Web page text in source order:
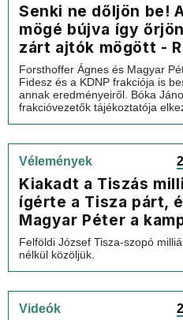
Senki ne dőljön be!
mögé bújva így
zárt ajtók mögött -
Forsthoffer Ágnes és Magyar
Fidesz és a KDNP frakciója is
annak eredményeiről. Bóka
frakcióvezetők tájékoztatója
Vélemények
Kiakadt a Tiszás
ígérte a Tisza párt,
Magyar Péter a
Felföldi József Tisza-szopó
nélkül közöljük.
Videók